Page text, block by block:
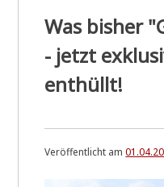
Was bisher
- jetzt
enthüllt!
Veröffentlicht am